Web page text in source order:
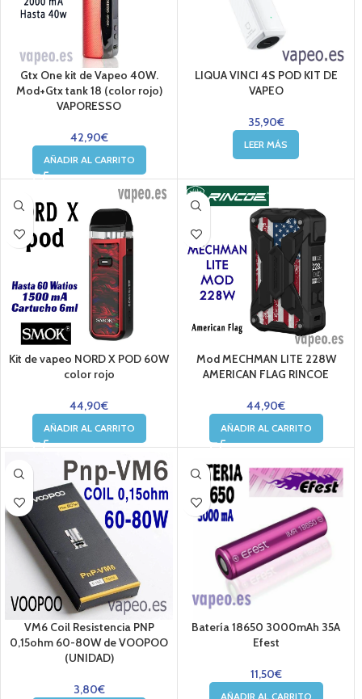
Gtx One kit de Vapeo 40W.
Mod+Gtx tank 18 (color rojo)
VAPORESSO
42,90€
AÑADIR AL CARRITO
LIQUA VINCI 4S POD KIT DE
VAPEO
35,90€
LEER MÁS
Kit de vapeo NORD X POD 60W
color rojo
44,90€
AÑADIR AL CARRITO
Mod MECHMAN LITE 228W
AMERICAN FLAG RINCOE
44,90€
AÑADIR AL CARRITO
VM6 Coil Resistencia PNP
0,15ohm 60-80W de VOOPOO
(UNIDAD)
3,80€
Batería 18650 3000mAh 35A
Efest
11,50€
AÑADIR AL CARRITO